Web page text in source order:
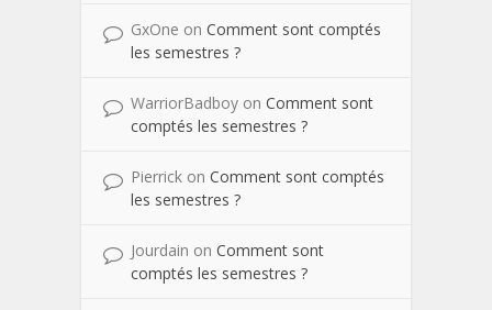
GxOne on Comment sont comptés
les semestres ?
WarriorBadboy on Comment sont
comptés les semestres ?
Pierrick on Comment sont comptés
les semestres ?
Jourdain on Comment sont
comptés les semestres ?